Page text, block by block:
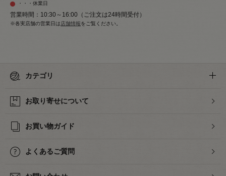
・・・休業日
営業時間：10:30～16:00（ご注文は24時間受付）
※各実店舗の営業日は店舗情報をご覧ください。
カテゴリ
お取り寄せについて
お買い物ガイド
よくあるご質問